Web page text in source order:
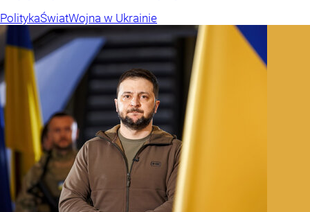
PolitykaŚwiatWojna w Ukrainie